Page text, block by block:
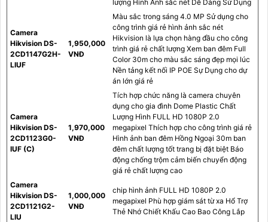
lượng Hình Ảnh sắc nét Dễ Dàng Sử Dụng
Camera
Hikvision DS-
2CD1147G2H-
LIUF
1,950,000
VNĐ
Màu sắc trong sáng 4.0 MP Sử dụng cho
công trình giá rẻ hình ảnh sắc nét
Hikvision là lựa chọn hàng đầu cho công
trình giá rẻ chất lượng Xem ban đêm Full
Color 30m cho màu sắc sáng đẹp mọi lúc
Nền tảng kết nối IP POE Sự Dụng cho dự
án lớn giá rẻ
Camera
Hikvision DS-
2CD1123G0-
IUF (C)
1,970,000
VNĐ
Tích hợp chức năng là camera chuyên
dụng cho gia đình Dome Plastic Chất
Lượng Hình FULL HD 1080P 2.0
megapixel Thích hợp cho công trình giá rẻ
Hình ảnh ban đêm Hồng Ngoại 30m ban
đêm chất lượng tốt trang bị đặt biệt Báo
động chống trộm cảm biến chuyển động
giá rẻ chất lượng cao
Camera
Hikvision DS-
2CD1121G2-
LIU
1,000,000
VNĐ
chip hình ảnh FULL HD 1080P 2.0
megapixel Phù hợp giám sát từ xa Hổ Trợ
Thẻ Nhớ Chiết Khấu Cao Bao Công Lắp